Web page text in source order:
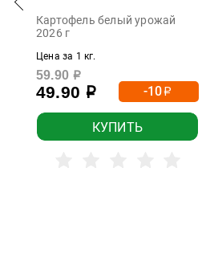
Anima Aristov
Apollo
ApolloAcacia
ApolloGenio
Apostel Brau
Картофель белый урожай
2026 г
Цена за 1 кг.
59.90 р
49.90 р -10р
КУПИТЬ